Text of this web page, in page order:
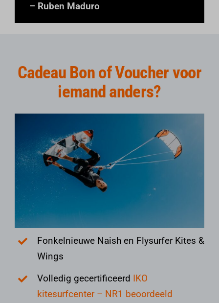
– Ruben Maduro
Cadeau Bon of Voucher voor
iemand anders?
Fonkelnieuwe Naish en Flysurfer Kites &
Wings
Volledig gecertificeerd IKO
kitesurfcenter – NR1 beoordeeld